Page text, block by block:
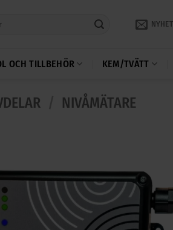
OCH TILLBEHÖR KEM/TVÄTT
NIVÅMÄTARE